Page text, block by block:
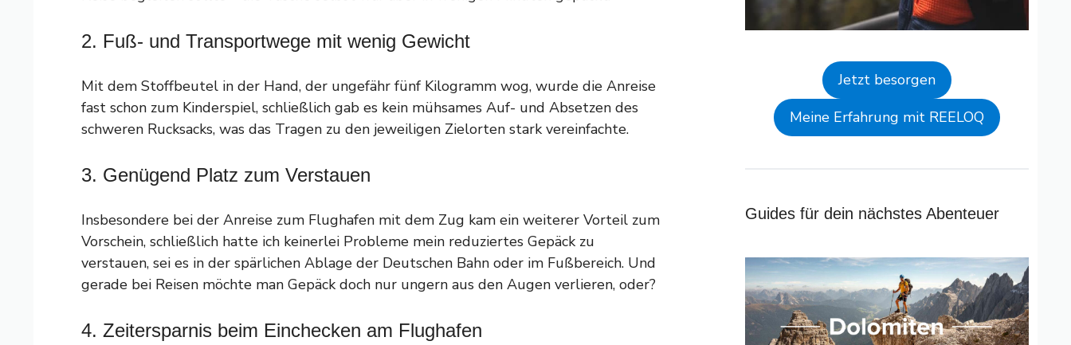
2. Fuß- und Transportwege mit wenig Gewicht
Mit dem Stoffbeutel in der Hand, der ungefähr fünf Kilogramm wog, wurde die Anreise
fast schon zum Kinderspiel, schließlich gab es kein mühsames Auf- und Absetzen des
schweren Rucksacks, was das Tragen zu den jeweiligen Zielorten stark vereinfachte.
3. Genügend Platz zum Verstauen
Insbesondere bei der Anreise zum Flughafen mit dem Zug kam ein weiterer Vorteil zum
Vorschein, schließlich hatte ich keinerlei Probleme mein reduziertes Gepäck zu
verstauen, sei es in der spärlichen Ablage der Deutschen Bahn oder im Fußbereich. Und
gerade bei Reisen möchte man Gepäck doch nur ungern aus den Augen verlieren, oder?
4. Zeitersparnis beim Einchecken am Flughafen
Jetzt besorgen
Meine Erfahrung mit REELOQ
Guides für dein nächstes Abenteuer